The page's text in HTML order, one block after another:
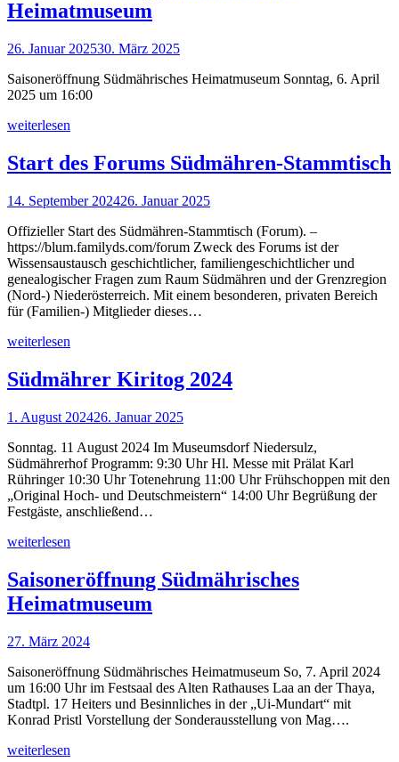
Heimatmuseum
26. Januar 202530. März 2025
Saisoneröffnung Südmährisches Heimatmuseum Sonntag, 6. April
2025 um 16:00
weiterlesen
Start des Forums Südmähren-Stammtisch
14. September 202426. Januar 2025
Offizieller Start des Südmähren-Stammtisch (Forum). –
https://blum.familyds.com/forum Zweck des Forums ist der
Wissensaustausch geschichtlicher, familiengeschichtlicher und
genealogischer Fragen zum Raum Südmähren und der Grenzregion
(Nord-) Niederösterreich. Mit einem besonderen, privaten Bereich
für (Familien-) Mitglieder dieses…
weiterlesen
Südmährer Kiritog 2024
1. August 202426. Januar 2025
Sonntag. 11 August 2024 Im Museumsdorf Niedersulz,
Südmährerhof Programm: 9:30 Uhr Hl. Messe mit Prälat Karl
Rühringer 10:30 Uhr Totenehrung 11:00 Uhr Frühschoppen mit den
„Original Hoch- und Deutschmeistern“ 14:00 Uhr Begrüßung der
Festgäste, anschließend…
weiterlesen
Saisoneröffnung Südmährisches
Heimatmuseum
27. März 2024
Saisoneröffnung Südmährisches Heimatmuseum So, 7. April 2024
um 16:00 Uhr im Festsaal des Alten Rathauses Laa an der Thaya,
Stadtpl. 17 Heiters und Besinnliches in der „Ui-Mundart“ mit
Konrad Pristl Vorstellung der Sonderausstellung von Mag….
weiterlesen